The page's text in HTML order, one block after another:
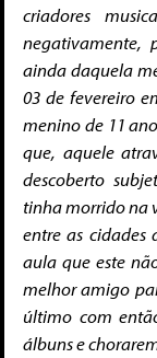
criadores
negativamente,
ainda daquela
03 de fevereiro
menino de 11
que, aquele
descoberto
tinha morrido na
entre as cidades
aula que este
melhor amigo
último com
álbuns e